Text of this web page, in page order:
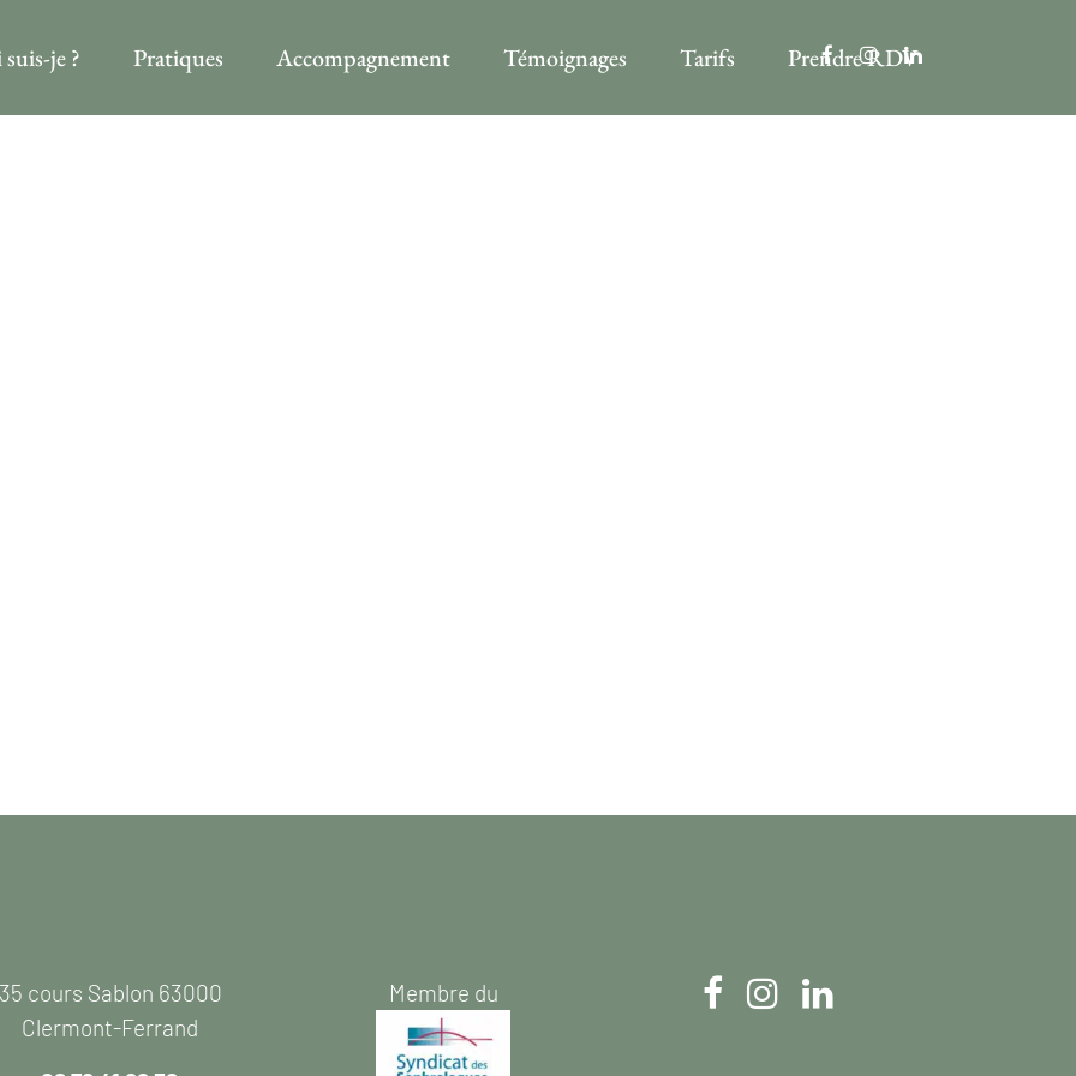
je ? Pratiques Accompagnement Témoignages Tarifs Prendre RDV
cours Sablon 63000
Clermont-Ferrand
Membre du